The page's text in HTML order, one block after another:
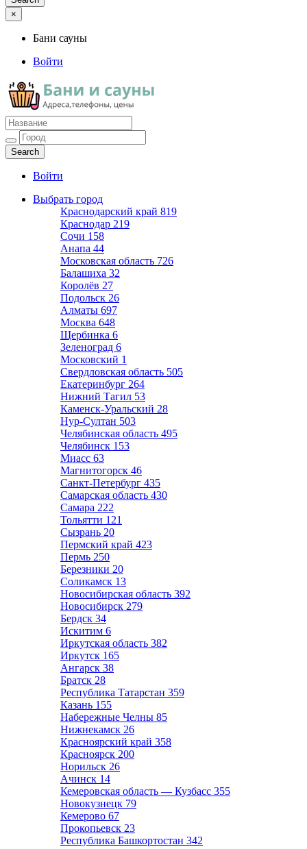
×
Бани сауны
Войти
Бани сауны
Адреса и телефоны
Войти
Выбрать город
Краснодарский край 819
Краснодар 219
Сочи 158
Анапа 44
Московская область 726
Балашиха 32
Королёв 27
Подольск 26
Алматы 697
Москва 648
Щербинка 6
Зеленоград 6
Московский 1
Свердловская область 505
Екатеринбург 264
Нижний Тагил 53
Каменск-Уральский 28
Нур-Султан 503
Челябинская область 495
Челябинск 153
Миасс 63
Магнитогорск 46
Санкт-Петербург 435
Самарская область 430
Самара 222
Тольятти 121
Сызрань 20
Пермский край 423
Пермь 250
Березники 20
Соликамск 13
Новосибирская область 392
Новосибирск 279
Бердск 34
Искитим 6
Иркутская область 382
Иркутск 165
Ангарск 38
Братск 28
Республика Татарстан 359
Казань 155
Набережные Челны 85
Нижнекамск 26
Красноярский край 358
Красноярск 200
Норильск 26
Ачинск 14
Кемеровская область — Кузбасс 355
Новокузнецк 79
Кемерово 67
Прокопьевск 23
Республика Башкортостан 342